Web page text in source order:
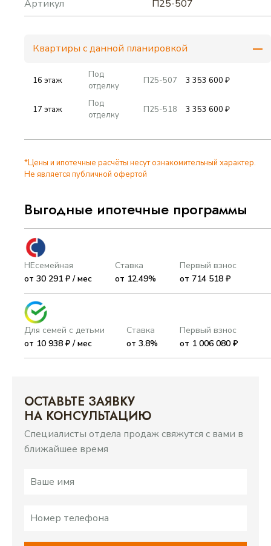
Артикул
П25-507
Квартиры с данной планировкой
16 этаж
Под
отделку
П25-507 3 353 600 ₽
17 этаж
Под
отделку
П25-518 3 353 600 ₽
*Цены и ипотечные расчёты несут ознакомительный характер.
Не является публичной офертой
Выгодные ипотечные программы
НЕсемейная
от 30 291 ₽ / мес
Ставка
от 12.49%
Первый взнос
от 714 518 ₽
Для семей с детьми
от 10 938 ₽ / мес
Ставка
от 3.8%
Первый взнос
от 1 006 080 ₽
ОСТАВЬТЕ ЗАЯВКУ
НА КОНСУЛЬТАЦИЮ
Специалисты отдела продаж свяжутся с вами в
ближайшее время